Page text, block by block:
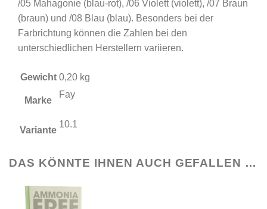
/05 Mahagonie (blau-rot), /06 Violett (violett), /07 Braun
(braun) und /08 Blau (blau). Besonders bei der
Farbrichtung können die Zahlen bei den
unterschiedlichen Herstellern variieren.
Gewicht 0,20 kg
Marke
Fay
Variante
10.1
DAS KÖNNTE IHNEN AUCH GEFALLEN …